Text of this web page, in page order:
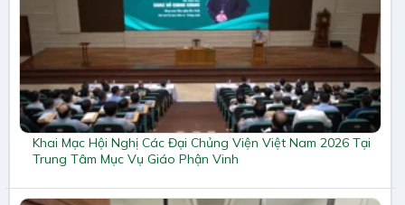
Khai Mạc Hội Nghị Các Đại Chủng Viện Việt Nam 2026 Tại
Trung Tâm Mục Vụ Giáo Phận Vinh